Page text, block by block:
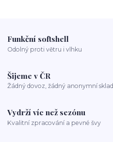
Funkční softshell
Odolný proti větru i vlhku
Šijeme v ČR
Žádný dovoz, žádný anonymní sklad
Vydrží víc než sezónu
Kvalitní zpracování a pevné švy